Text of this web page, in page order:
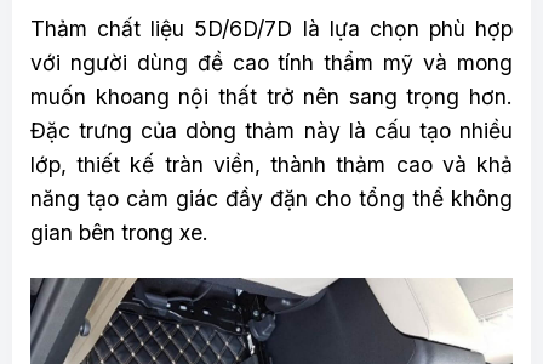
Thảm chất liệu 5D/6D/7D là lựa chọn phù hợp
với người dùng đề cao tính thẩm mỹ và mong
muốn khoang nội thất trở nên sang trọng hơn.
Đặc trưng của dòng thảm này là cấu tạo nhiều
lớp, thiết kế tràn viền, thành thảm cao và khả
năng tạo cảm giác đầy đặn cho tổng thể không
gian bên trong xe.